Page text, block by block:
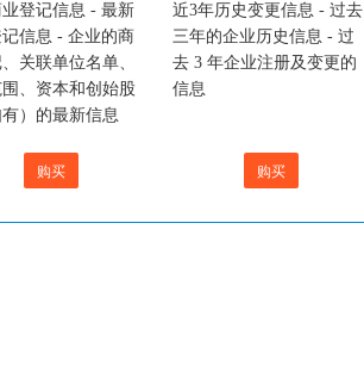
登记信息 - 最新
信息 - 企业的商
关联单位名单、
、资本和创始股
）的最新信息
购买
近3年历史变更信息 - 过去
三年的企业历史信息 - 过
去 3 年企业注册及变更的
信息
购买